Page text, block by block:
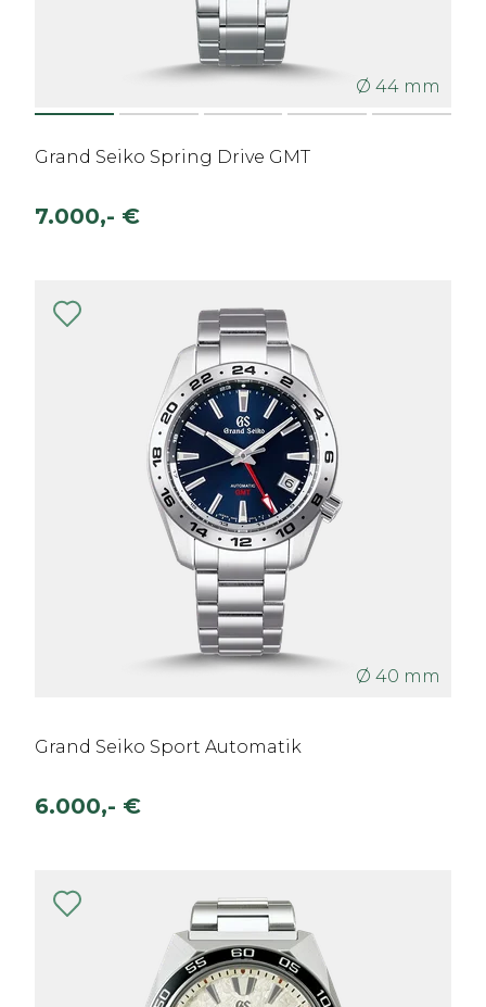
Ø 44 mm
Grand Seiko Spring Drive GMT
7.000,- €
Ø 40 mm
Grand Seiko Sport Automatik
6.000,- €